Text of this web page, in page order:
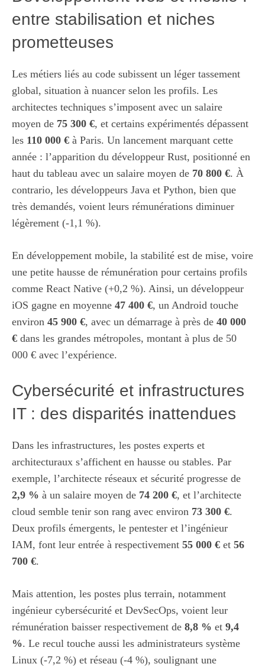
entre stabilisation et niches
prometteuses
Les métiers liés au code subissent un léger tassement
global, situation à nuancer selon les profils. Les
architectes techniques s’imposent avec un salaire
moyen de 75 300 €, et certains expérimentés dépassent
les 110 000 € à Paris. Un lancement marquant cette
année : l’apparition du développeur Rust, positionné en
haut du tableau avec un salaire moyen de 70 800 €. À
contrario, les développeurs Java et Python, bien que
très demandés, voient leurs rémunérations diminuer
légèrement (-1,1 %).
En développement mobile, la stabilité est de mise, voire
une petite hausse de rémunération pour certains profils
comme React Native (+0,2 %). Ainsi, un développeur
iOS gagne en moyenne 47 400 €, un Android touche
environ 45 900 €, avec un démarrage à près de 40 000
€ dans les grandes métropoles, montant à plus de 50
000 € avec l’expérience.
Cybersécurité et infrastructures
IT : des disparités inattendues
Dans les infrastructures, les postes experts et
architecturaux s’affichent en hausse ou stables. Par
exemple, l’architecte réseaux et sécurité progresse de
2,9 % à un salaire moyen de 74 200 €, et l’architecte
cloud semble tenir son rang avec environ 73 300 €.
Deux profils émergents, le pentester et l’ingénieur
IAM, font leur entrée à respectivement 55 000 € et 56
700 €.
Mais attention, les postes plus terrain, notamment
ingénieur cybersécurité et DevSecOps, voient leur
rémunération baisser respectivement de 8,8 % et 9,4
%. Le recul touche aussi les administrateurs système
Linux (-7,2 %) et réseau (-4 %), soulignant une